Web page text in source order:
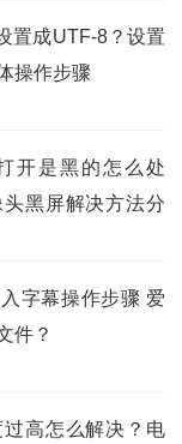
置成UTF-8？设置
操作步骤
开是黑的怎么处
黑屏解决方法分
字幕操作步骤 爱
件？
高怎么解决？电